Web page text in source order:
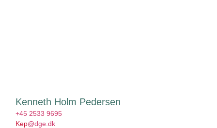
Kenneth Holm Pedersen
+45 2533 9695
Kep@dge.dk